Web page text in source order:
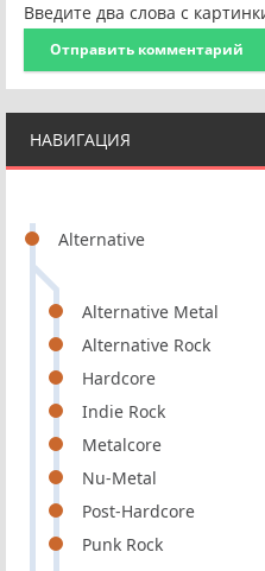
НАВИГАЦИЯ
Alternative
Alternative Metal
Alternative Rock
Hardcore
Indie Rock
Metalcore
Nu-Metal
Post-Hardcore
Punk Rock
Введите два слова с
Отправить комментарий